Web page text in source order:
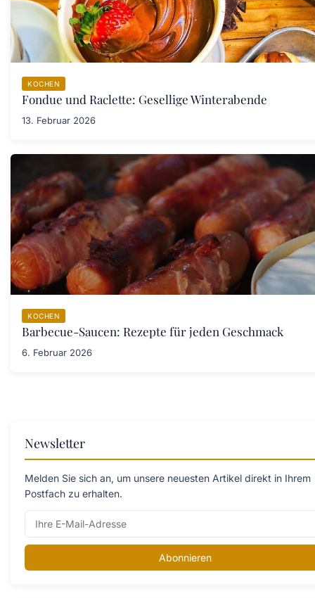
KOCHEN
Fondue und Raclette: Gesellige Winterabende
13. Februar 2026
KOCHEN
Barbecue-Saucen: Rezepte für jeden Geschmack
6. Februar 2026
Newsletter
Melden Sie sich an, um unsere neuesten Artikel direkt in Ihrem
Postfach zu erhalten.
Abonnieren